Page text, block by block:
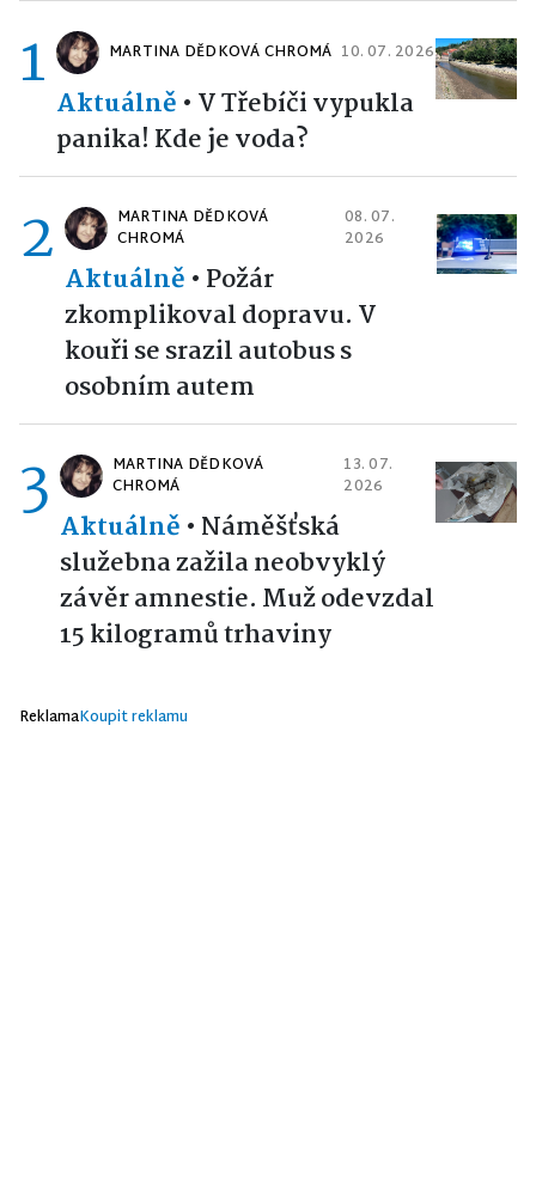
1 MARTINA DĚDKOVÁ CHROMÁ 10. 07. 2026
Aktuálně • V Třebíči vypukla
panika! Kde je voda?
2
MARTINA DĚDKOVÁ
CHROMÁ
08. 07.
2026
Aktuálně • Požár
zkomplikoval dopravu. V
kouři se srazil autobus s
osobním autem
3
MARTINA DĚDKOVÁ
CHROMÁ
13. 07.
2026
Aktuálně • Náměšťská
služebna zažila neobvyklý
závěr amnestie. Muž odevzdal
15 kilogramů trhaviny
ReklamaKoupit reklamu